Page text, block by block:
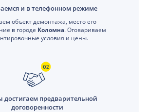
и в телефонном режиме
объект демонтажа, место его
в городе Коломна. Оговариваем
условия и цены.
достигаем предварительной
договоренности